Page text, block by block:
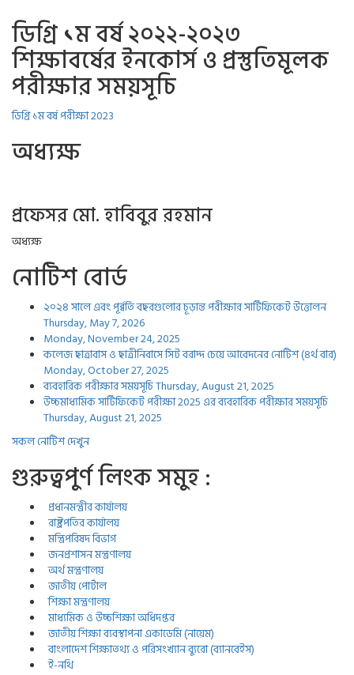
ডিগ্রি ১ম বর্ষ ২০২২-২০২৩
শিক্ষাবর্ষের ইনকোর্স ও প্রস্তুতিমূলক
পরীক্ষার সময়সূচি
ডিগ্রি ১ম বর্ষ পরীক্ষা 2023
অধ্যক্ষ
প্রফেসর মো. হাবিবুর রহমান
অধ্যক্ষ
নোটিশ বোর্ড
২০২৪ সালে এবং পূর্ব্বর্তি বছরগুলোর চূড়ান্ত পরীক্ষার সার্টিফিকেট উত্তোলন
Thursday, May 7, 2026
Monday, November 24, 2025
কলেজ ছাত্রাবাস ও ছাত্রীনিবাসে সিট বরাদ্দ চেয়ে আবেদনের নোটিশ (৪র্থ বার)
Monday, October 27, 2025
ব্যবহারিক পরীক্ষার সময়সূচিThursday, August 21, 2025
উচ্চমাধ্যমিক সার্টিফিকেট পরীক্ষা 2025 এর ব্যবহারিক পরীক্ষার সময়সূচি
Thursday, August 21, 2025
সকল নোটিশ দেখুন
গুরুত্বপুর্ণ লিংক সমুহ :
প্রধানমন্ত্রীর কার্যালয়
রাষ্ট্রপতির কার্যালয়
মন্ত্রিপরিষদ বিভাগ
জনপ্রশাসন মন্ত্রণালয়
অর্থ মন্ত্রণালয়
জাতীয় পোর্টাল
শিক্ষা মন্ত্রণালয়
মাধ্যমিক ও উচ্চশিক্ষা অধিদপ্তর
জাতীয় শিক্ষা ব্যবস্থাপনা একাডেমি (নায়েম)
বাংলাদেশ শিক্ষাতথ্য ও পরিসংখ্যান ব্যুরো (ব্যানবেইস)
ই-নথি